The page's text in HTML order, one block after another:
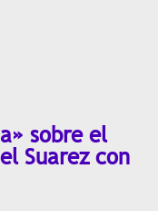
sobre el
Suarez con